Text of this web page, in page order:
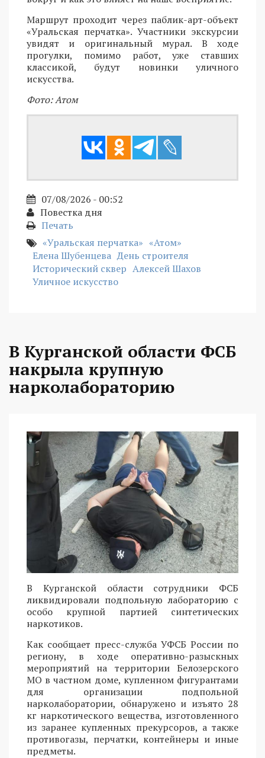
Маршрут проходит через паблик-арт-объект
«Уральская перчатка». Участники экскурсии
увидят и оригинальный мурал. В ходе
прогулки, помимо работ, уже ставших
классикой, будут новинки уличного
искусства.
Фото: Атом
07/08/2026 - 00:52
Повестка дня
Печать
«Уральская перчатка» «Атом»
Елена Шубенцева День строителя
Исторический сквер Алексей Шахов
Уличное искусство
В Курганской области ФСБ
накрыла крупную
нарколабораторию
В Курганской области сотрудники ФСБ
ликвидировали подпольную лабораторию с
особо крупной партией синтетических
наркотиков.
Как сообщает пресс-служба УФСБ России по
региону, в ходе оперативно-разыскных
мероприятий на территории Белозерского
МО в частном доме, купленном фигурантами
для организации подпольной
нарколаборатории, обнаружено и изъято 28
кг наркотического вещества, изготовленного
из заранее купленных прекурсоров, а также
противогазы, перчатки, контейнеры и иные
предметы.